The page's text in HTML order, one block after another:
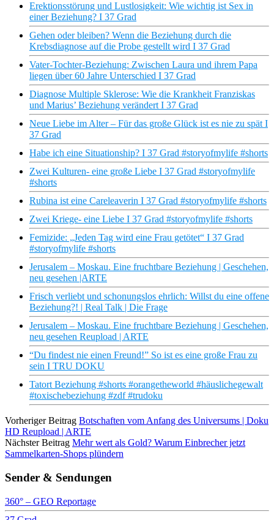
Erektionsstörung und Lustlosigkeit: Wie wichtig ist Sex in
einer Beziehung? I 37 Grad
Gehen oder bleiben? Wenn die Beziehung durch die
Krebsdiagnose auf die Probe gestellt wird I 37 Grad
Vater-Tochter-Beziehung: Zwischen Laura und ihrem Papa
liegen über 60 Jahre Unterschied I 37 Grad
Diagnose Multiple Sklerose: Wie die Krankheit Franziskas
und Marius’ Beziehung verändert I 37 Grad
Neue Liebe im Alter – Für das große Glück ist es nie zu spät I
37 Grad
Habe ich eine Situationship? I 37 Grad #storyofmylife #shorts
Zwei Kulturen- eine große Liebe I 37 Grad #storyofmylife
#shorts
Rubina ist eine Careleaverin I 37 Grad #storyofmylife #shorts
Zwei Kriege- eine Liebe I 37 Grad #storyofmylife #shorts
Femizide: „Jeden Tag wird eine Frau getötet“ I 37 Grad
#storyofmylife #shorts
Jerusalem – Moskau. Eine fruchtbare Beziehung | Geschehen,
neu gesehen |ARTE
Frisch verliebt und schonungslos ehrlich: Willst du eine offene
Beziehung?! | Real Talk | Die Frage
Jerusalem – Moskau. Eine fruchtbare Beziehung | Geschehen,
neu gesehen Reupload | ARTE
“Du findest nie einen Freund!” So ist es eine große Frau zu
sein I TRU DOKU
Tatort Beziehung #shorts #orangetheworld #häuslichegewalt
#toxischebeziehung #zdf #trudoku
Vorheriger Beitrag Botschaften vom Anfang des Universums | Doku
HD Reupload | ARTE
Nächster Beitrag Mehr wert als Gold? Warum Einbrecher jetzt
Sammelkarten-Shops plündern
Sender & Sendungen
360° – GEO Reportage